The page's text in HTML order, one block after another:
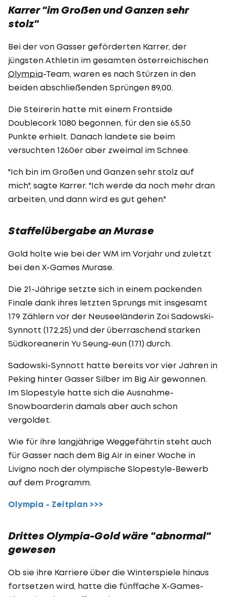
Karrer "im Großen und Ganzen sehr
stolz"
Bei der von Gasser geförderten Karrer, der
jüngsten Athletin im gesamten österreichischen
Olympia-Team, waren es nach Stürzen in den
beiden abschließenden Sprüngen 89,00.
Die Steirerin hatte mit einem Frontside
Doublecork 1080 begonnen, für den sie 65,50
Punkte erhielt. Danach landete sie beim
versuchten 1260er aber zweimal im Schnee.
"Ich bin im Großen und Ganzen sehr stolz auf
mich", sagte Karrer. "Ich werde da noch mehr dran
arbeiten, und dann wird es gut gehen."
Staffelübergabe an Murase
Gold holte wie bei der WM im Vorjahr und zuletzt
bei den X-Games Murase.
Die 21-Jährige setzte sich in einem packenden
Finale dank ihres letzten Sprungs mit insgesamt
179 Zählern vor der Neuseeländerin Zoi Sadowski-
Synnott (172,25) und der überraschend starken
Südkoreanerin Yu Seung-eun (171) durch.
Sadowski-Synnott hatte bereits vor vier Jahren in
Peking hinter Gasser Silber im Big Air gewonnen.
Im Slopestyle hatte sich die Ausnahme-
Snowboarderin damals aber auch schon
vergoldet.
Wie für ihre langjährige Weggefährtin steht auch
für Gasser nach dem Big Air in einer Woche in
Livigno noch der olympische Slopestyle-Bewerb
auf dem Programm.
Olympia - Zeitplan >>>
Drittes Olympia-Gold wäre "abnormal"
gewesen
Ob sie ihre Karriere über die Winterspiele hinaus
fortsetzen wird, hatte die fünffache X-Games-